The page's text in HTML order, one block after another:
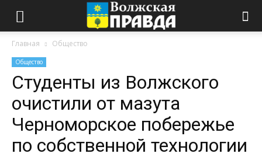
Главная Общество
Общество
Студенты из Волжского
очистили от мазута
Черноморское побережье
по собственной технологии